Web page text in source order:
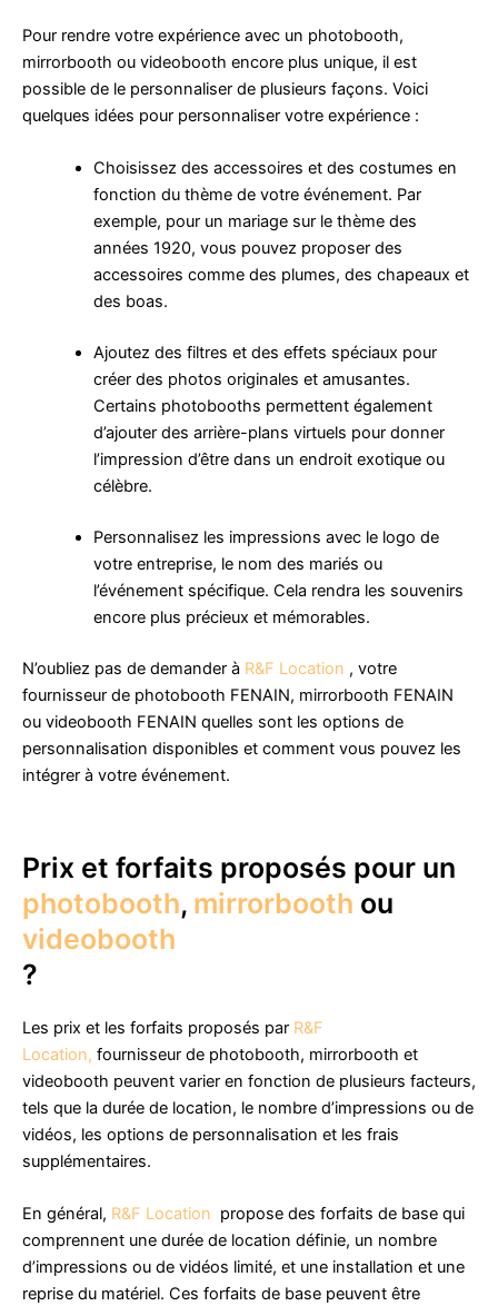
Pour rendre votre expérience avec un photobooth,
mirrorbooth ou videobooth encore plus unique, il est
possible de le personnaliser de plusieurs façons. Voici
quelques idées pour personnaliser votre expérience :
Choisissez des accessoires et des costumes en
fonction du thème de votre événement. Par
exemple, pour un mariage sur le thème des
années 1920, vous pouvez proposer des
accessoires comme des plumes, des chapeaux et
des boas.
Ajoutez des filtres et des effets spéciaux pour
créer des photos originales et amusantes.
Certains photobooths permettent également
d’ajouter des arrière-plans virtuels pour donner
l’impression d’être dans un endroit exotique ou
célèbre.
Personnalisez les impressions avec le logo de
votre entreprise, le nom des mariés ou
l’événement spécifique. Cela rendra les souvenirs
encore plus précieux et mémorables.
N’oubliez pas de demander à R&F Location , votre
fournisseur de photobooth FENAIN, mirrorbooth FENAIN
ou videobooth FENAIN quelles sont les options de
personnalisation disponibles et comment vous pouvez les
intégrer à votre événement.
Prix et forfaits proposés pour un
photobooth, mirrorbooth ou
videobooth
?
Les prix et les forfaits proposés par R&F
Location, fournisseur de photobooth, mirrorbooth et
videobooth peuvent varier en fonction de plusieurs facteurs,
tels que la durée de location, le nombre d’impressions ou de
vidéos, les options de personnalisation et les frais
supplémentaires.
En général, R&F Location propose des forfaits de base qui
comprennent une durée de location définie, un nombre
d’impressions ou de vidéos limité, et une installation et une
reprise du matériel. Ces forfaits de base peuvent être